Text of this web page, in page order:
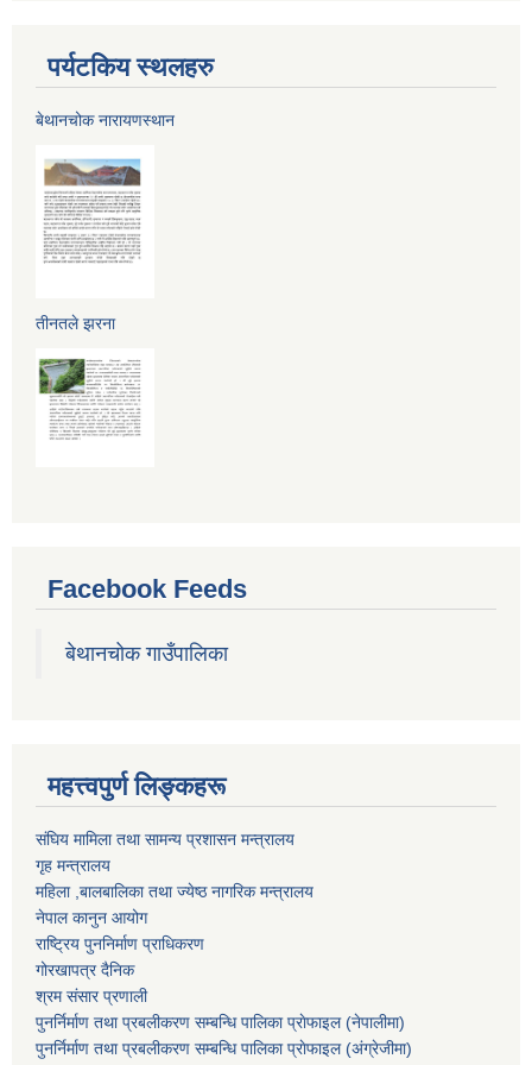
पर्यटकिय स्थलहरु
बेथानचोक नारायणस्थान
तीनतले झरना
Facebook Feeds
बेथानचोक गाउँपालिका
महत्त्वपुर्ण लिङ्कहरू
संघिय मामिला तथा सामन्य प्रशासन मन्त्रालय
गृह मन्त्रालय
महिला ,बालबालिका तथा ज्येष्ठ नागरिक मन्त्रालय
नेपाल कानुन आयोग
राष्ट्रिय पुननिर्माण प्राधिकरण
गोरखापत्र दैनिक
श्रम संसार प्रणाली
पुनर्निर्माण तथा प्रबलीकरण सम्बन्धि पालिका प्राेफाइल (नेपालीमा)
पुनर्निर्माण तथा प्रबलीकरण सम्बन्धि पालिका प्राेफाइल(अंग्रेजीमा)